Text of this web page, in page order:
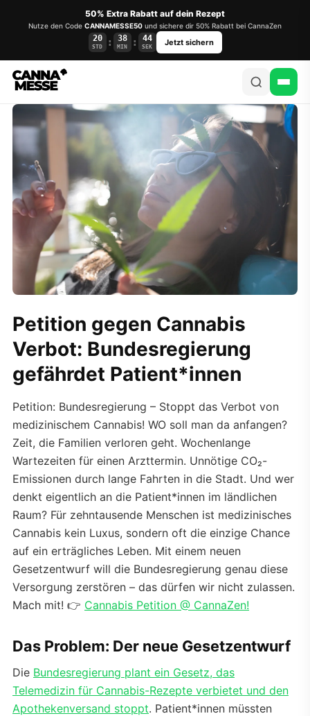
50% Extra Rabatt auf dein Rezept
Nutze den Code CANNAMESSE50 und sichere dir 50% Rabatt bei CannaZen
20
STD : 38
MIN : 44
SEK Jetzt sichern
Petition gegen Cannabis
Verbot: Bundesregierung
gefährdet Patient*innen
Petition: Bundesregierung – Stoppt das Verbot von
medizinischem Cannabis! WO soll man da anfangen?
Zeit, die Familien verloren geht. Wochenlange
Wartezeiten für einen Arzttermin. Unnötige CO₂-
Emissionen durch lange Fahrten in die Stadt. Und wer
denkt eigentlich an die Patient*innen im ländlichen
Raum? Für zehntausende Menschen ist medizinisches
Cannabis kein Luxus, sondern oft die einzige Chance
auf ein erträgliches Leben. Mit einem neuen
Gesetzentwurf will die Bundesregierung genau diese
Versorgung zerstören – das dürfen wir nicht zulassen.
Mach mit! 👉 Cannabis Petition @ CannaZen!
Das Problem: Der neue Gesetzentwurf
Die Bundesregierung plant ein Gesetz, das
Telemedizin für Cannabis-Rezepte verbietet und den
Apothekenversand stoppt. Patient*innen müssten